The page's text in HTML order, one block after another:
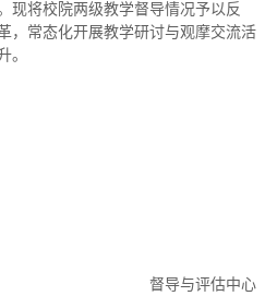
现将校院两级教学督导情况予以反
，常态化开展教学研讨与观摩交流活
。
督导与评估中心